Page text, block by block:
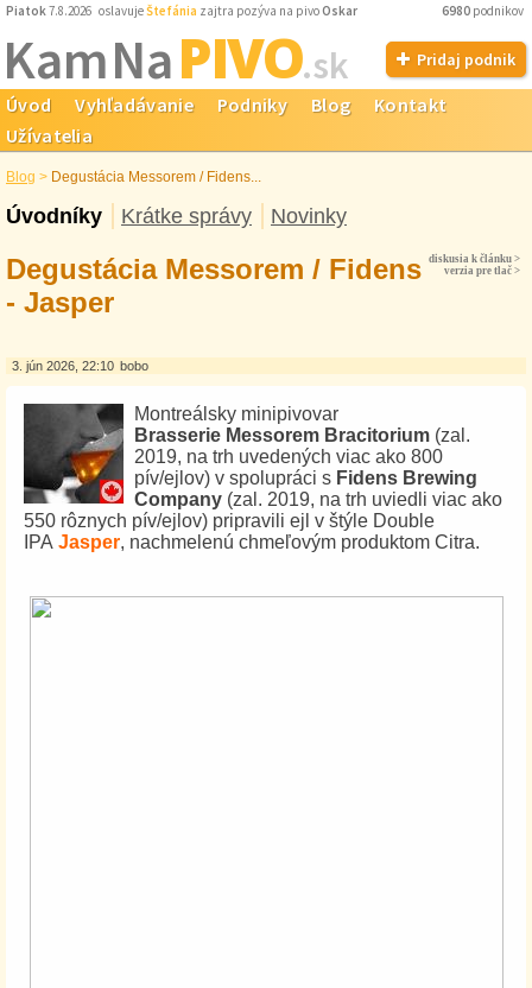
Piatok7.8.2026 oslavujeŠtefánia zajtra pozýva na pivoOskar 6980 podnikov
Kam NaPIVO.sk Pridaj podnik
Úvod Vyhľadávanie Podniky Blog
Kontakt
Užívatelia
Blog > Degustácia Messorem / Fidens...
Úvodníky Krátke správy Novinky
diskusia k článku >
verzia pre tlač >
Degustácia Messorem / Fidens
- Jasper
3. jún 2026, 22:10 bobo
Montreálsky minipivovar
Brasserie Messorem Bracitorium (zal.
2019, na trh uvedených viac ako 800
pív/ejlov) v spolupráci s Fidens Brewing
Company (zal. 2019, na trh uviedli viac ako
550 rôznych pív/ejlov) pripravili ejl v štýle Double
IPA Jasper, nachmelenú chmeľovým produktom Citra.